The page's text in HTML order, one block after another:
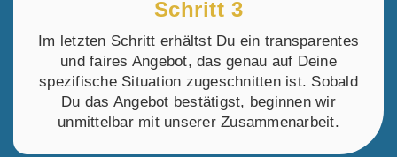
Schritt 3
Im letzten Schritt erhältst Du ein transparentes
und faires Angebot, das genau auf Deine
spezifische Situation zugeschnitten ist. Sobald
Du das Angebot bestätigst, beginnen wir
unmittelbar mit unserer Zusammenarbeit.